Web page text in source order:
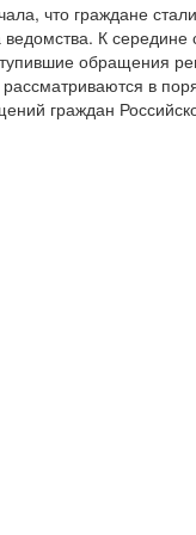
что граждане
К
обращения
в
граждан